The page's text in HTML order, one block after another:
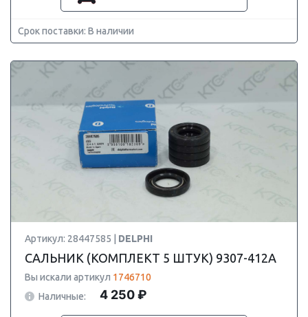
Срок поставки: В наличии
Артикул: 28447585 | DELPHI
САЛЬНИК (КОМПЛЕКТ 5 ШТУК) 9307-412A
Вы искали артикул 1746710
Наличные:
4 250 ₽